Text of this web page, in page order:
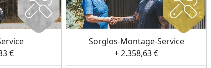
€
Sorglos-Montage-Service
+ 2.358,63 €